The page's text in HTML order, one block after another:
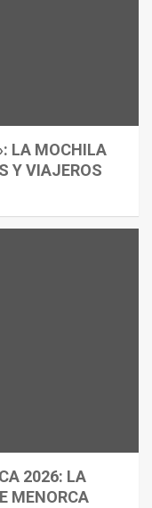
LA MOCHILA
Y VIAJEROS
2026: LA
MENORCA